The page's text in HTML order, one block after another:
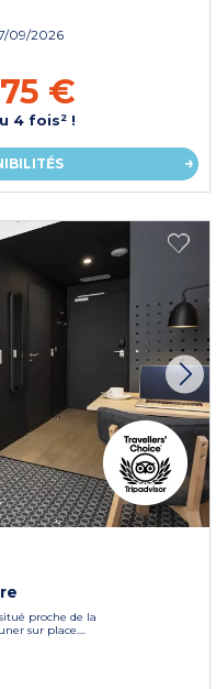
09/2026
€
4 fois² !
proche de la
sur place....